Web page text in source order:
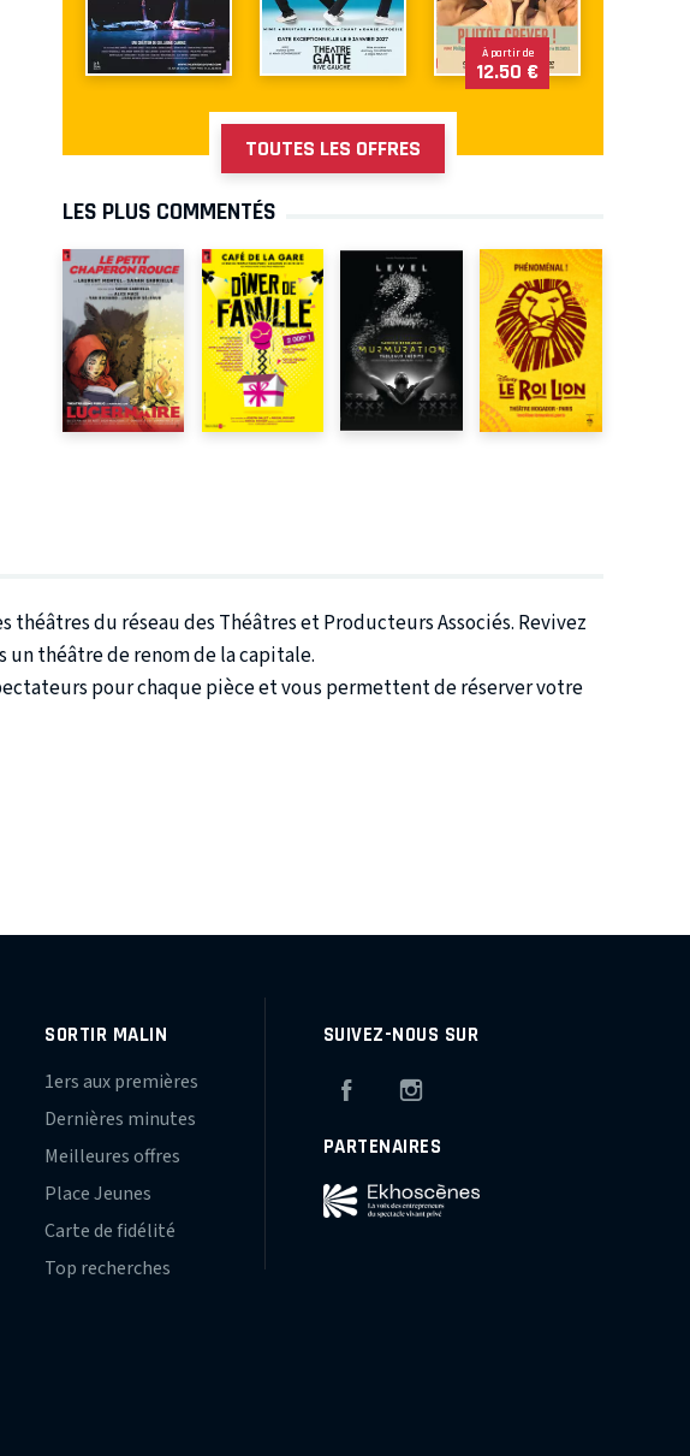
À partir de
12.50 €
TOUTES LES OFFRES
LES PLUS COMMENTÉS
du réseau des Théâtres et Producteurs Associés. Revivez
théâtre de renom de la capitale.
pour chaque pièce et vous permettent de réserver votre
SORTIR MALIN
1ers aux premières
Dernières minutes
Meilleures offres
Place Jeunes
Carte de fidélité
Top recherches
SUIVEZ-NOUS SUR
Facebook
PARTENAIRES